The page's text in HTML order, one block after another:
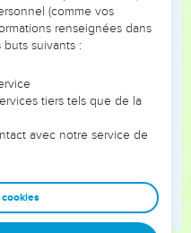
Et Samuel parmi
l’Éternel, et il leur
; Ils ont gardé ses
donné.
leur as répondu. Tu fus
prosternez-vous sur sa
(comme vos
renseignées dans
suivants :
tiers tels que de la
avec notre service de